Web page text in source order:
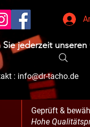
jederzeit
: info@dr-tacho.de
Geprüft &
Hohe